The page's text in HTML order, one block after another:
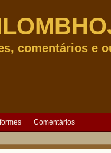
comentários e
Comentários